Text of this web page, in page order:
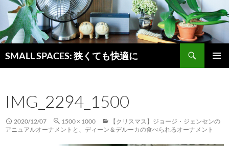
SMALL SPACES: 狭くても快適に
索
ン
ツ
へ
ス
IMG_2294_1500
2020/12/07 1500 × 1000
【クリスマス】ジョージ・ジェンセンの
アニュアルオーナメントと、ディーン＆デルーカの食べられるオーナメント